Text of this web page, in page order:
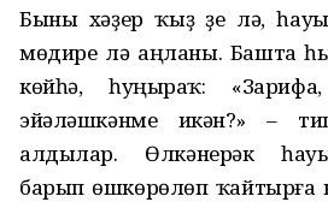
Быны хәҙер ҡыҙ үҙе лә,
мөдире лә аңланы. Башта
көйһә, һуңыраҡ:
эйәләшкәнме икән?» –
алдылар. Өлкәнерәк
барып өшкөрөлөп ҡайтырға